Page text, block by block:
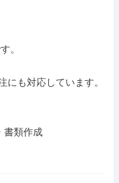
。
にも対応しています。
書類作成